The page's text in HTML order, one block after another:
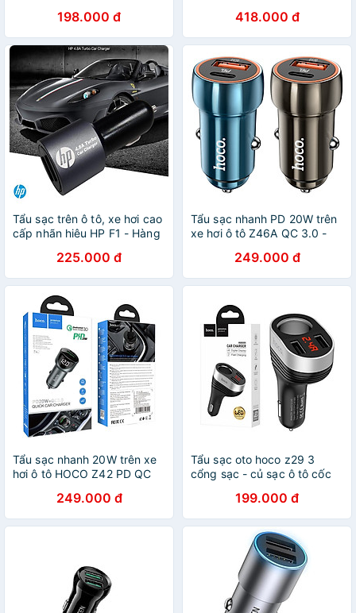
chính hãng198.000 đ 418.000 đ
Tẩu sạc trên ô tô, xe hơi cao
cấp nhãn hiêu HP F1 - Hàng
225.000 đ
Tẩu sạc nhanh PD 20W trên
xe hơi ô tô Z46A QC 3.0 -
249.000 đ
Tẩu sạc nhanh 20W trên xe
hơi ô tô HOCO Z42 PD QC
249.000 đ
Tẩu sạc oto hoco z29 3
cổng sạc - củ sạc ô tô cốc
hàng chính hãng
199.000 đ